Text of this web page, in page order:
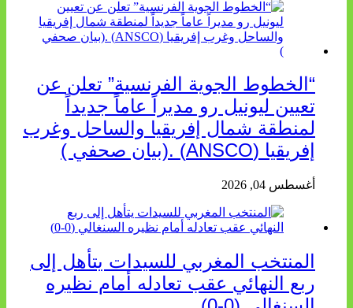
“الخطوط الجوية الفرنسية” تعلن عن
تعيين ليونيل رو مديراً عاماً جديداً
لمنطقة شمال إفريقيا والساحل وغرب
إفريقيا (ANSCO) .(بيان صحفي )
أغسطس 04, 2026
المنتخب المغربي للسيدات يتأهل إلى
ربع النهائي عقب تعادله أمام نظيره